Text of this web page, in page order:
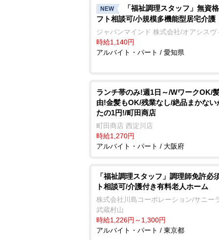
NEW
「福祉調理スタッフ」無資
フト相談可/小規模多機能型居宅介護
ジャパンマインド 株式会社/オアシスヴ
時給1,140円
アルバイト・パート / 愛知県
ランチ帯のみ!週1日～/WワークOK/
由!金髪もOK/残業なし/絶品まかない
たの1円!/町田商店
町田商店 西淀川店
時給1,270円
アルバイト・パート / 大阪府
「福祉調理スタッフ」調理師免許必
ト相談可/介護付き有料老人ホーム
株式会社川島コーポレーション/サニー
武蔵村山
時給1,226円～1,300円
アルバイト・パート / 東京都